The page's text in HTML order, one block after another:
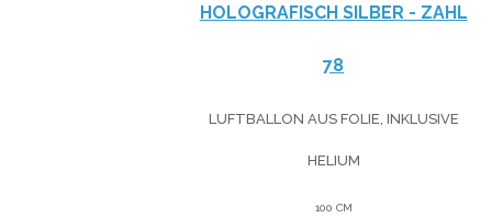
HOLOGRAFISCH SILBER - ZAHL
78
LUFTBALLON AUS FOLIE, INKLUSIVE
HELIUM
100 CM